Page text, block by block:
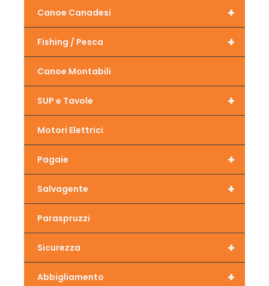
+
Canoe Canadesi
+
Fishing / Pesca
Canoe Montabili
+
SUP e Tavole
Motori Elettrici
+
Pagaie
+
Salvagente
Paraspruzzi
+
Sicurezza
+
Abbigliamento